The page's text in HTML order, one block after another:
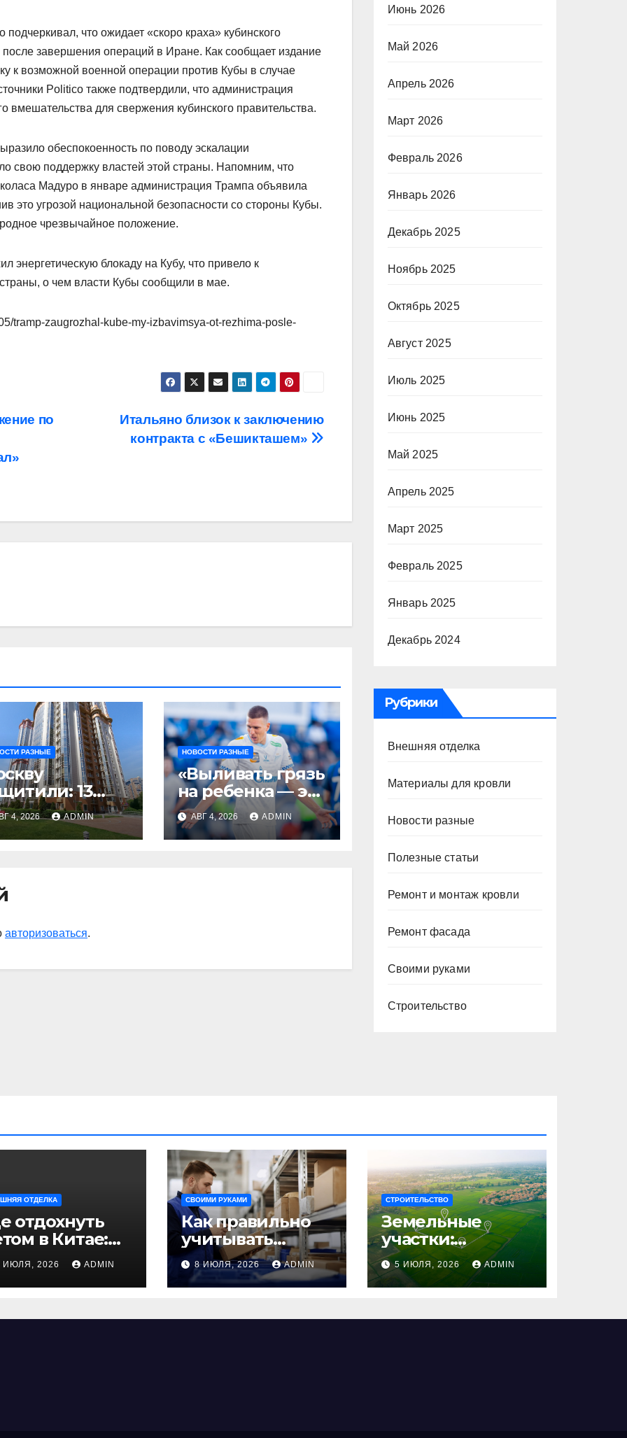
что ожидает «скоро краха» кубинского
завершения операций в Иране. Как сообщает издание
к возможной военной операции против Кубы в случае
Politico также подтвердили, что администрация
вмешательства для свержения кубинского правительства.
обеспокоенность по поводу эскалации
свою поддержку властей этой страны. Напомним, что
Мадуро в январе администрация Трампа объявила
это угрозой национальной безопасности со стороны Кубы.
чрезвычайное положение.
энергетическую блокаду на Кубу, что привело к
о чем власти Кубы сообщили в мае.
tramp-zaugrozhal-kube-my-izbavimsya-ot-rezhima-posle-
Итальяно близок к заключению
контракта с «Бешикташем»
по
РАЗНЫЕ
13
за
4, 2026 ADMIN
НОВОСТИ РАЗНЫЕ
«Выливать грязь
на ребенка — это
очень мерзкая
история» —
Радимов о
АВГ 4, 2026 ADMIN
авторизоваться.
Июнь 2026
Май 2026
Апрель 2026
Март 2026
Февраль 2026
Январь 2026
Декабрь 2025
Ноябрь 2025
Октябрь 2025
Август 2025
Июль 2025
Июнь 2025
Май 2025
Апрель 2025
Март 2025
Февраль 2025
Январь 2025
Декабрь 2024
Рубрики
Внешняя отделка
Материалы для кровли
Новости разные
Полезные статьи
Ремонт и монтаж кровли
Ремонт фасада
Своими руками
Строительство
ОТДЕЛКА
отдохнуть
в Китае:
ИЮЛЯ, 2026 ADMIN
СВОИМИ РУКАМИ
Как правильно
учитывать
рабочее время
сотрудников:
советы для
8 ИЮЛЯ, 2026 ADMIN
СТРОИТЕЛЬСТВО
Земельные
участки:
правовые
аспекты, виды и
возможности
5 ИЮЛЯ, 2026 ADMIN